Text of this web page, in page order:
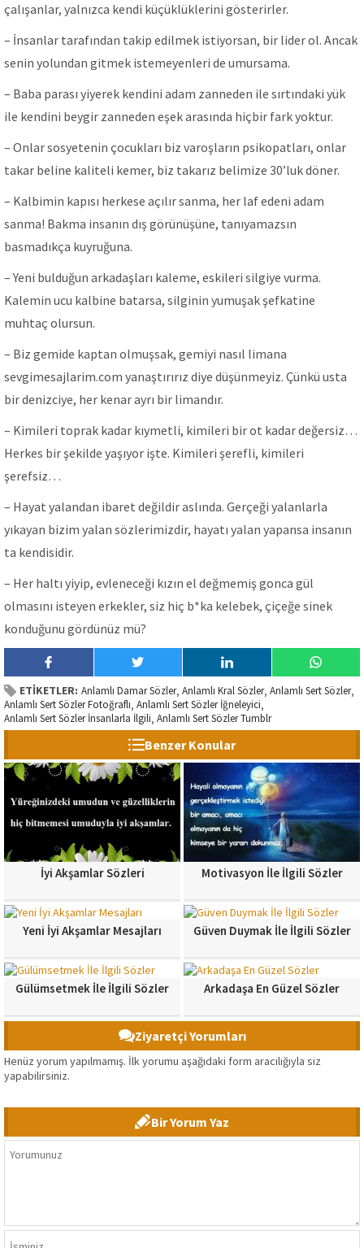
çalışanlar, yalnızca kendi küçüklüklerini gösterirler.
– İnsanlar tarafından takip edilmek istiyorsan, bir lider ol. Ancak
senin yolundan gitmek istemeyenleri de umursama.
– Baba parası yiyerek kendini adam zanneden ile sırtındaki yük
ile kendini beygir zanneden eşek arasında hiçbir fark yoktur.
– Onlar sosyetenin çocukları biz varoşların psikopatları, onlar
takar beline kaliteli kemer, biz takarız belimize 30’luk döner.
– Kalbimin kapısı herkese açılır sanma, her laf edeni adam
sanma! Bakma insanın dış görünüşüne, tanıyamazsın
basmadıkça kuyruğuna.
– Yeni bulduğun arkadaşları kaleme, eskileri silgiye vurma.
Kalemin ucu kalbine batarsa, silginin yumuşak şefkatine
muhtaç olursun.
– Biz gemide kaptan olmuşsak, gemiyi nasıl limana
sevgimesajlarim.com yanaştırırız diye düşünmeyiz. Çünkü usta
bir denizciye, her kenar ayrı bir limandır.
– Kimileri toprak kadar kıymetli, kimileri bir ot kadar değersiz…
Herkes bir şekilde yaşıyor işte. Kimileri şerefli, kimileri
şerefsiz…
– Hayat yalandan ibaret değildir aslında. Gerçeği yalanlarla
yıkayan bizim yalan sözlerimizdir, hayatı yalan yapansa insanın
ta kendisidir.
– Her haltı yiyip, evleneceği kızın el değmemiş gonca gül
olmasını isteyen erkekler, siz hiç b*ka kelebek, çiçeğe sinek
konduğunu gördünüz mü?
ETİKETLER: Anlamlı Damar Sözler, Anlamlı Kral Sözler, Anlamlı Sert Sözler,
Anlamlı Sert Sözler Fotoğraflı, Anlamlı Sert Sözler İğneleyici,
Anlamlı Sert Sözler İnsanlarla İlgili, Anlamlı Sert Sözler Tumblr
Benzer Konular
İyi Akşamlar Sözleri Motivasyon İle İlgili Sözler
Yeni İyi Akşamlar Mesajları Güven Duymak İle İlgili Sözler
Gülümsetmek İle İlgili Sözler Arkadaşa En Güzel Sözler
Ziyaretçi Yorumları
Henüz yorum yapılmamış. İlk yorumu aşağıdaki form aracılığıyla siz
yapabilirsiniz.
Bir Yorum Yaz